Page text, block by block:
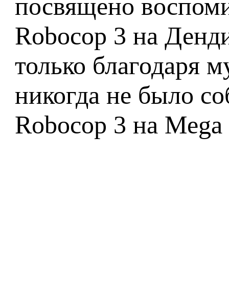
посвящено
Robocop 3 на
только благодаря
никогда не было
Robocop 3 на